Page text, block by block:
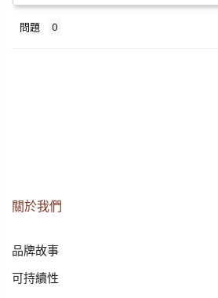
問題
關於我們
品牌故事
可持續性